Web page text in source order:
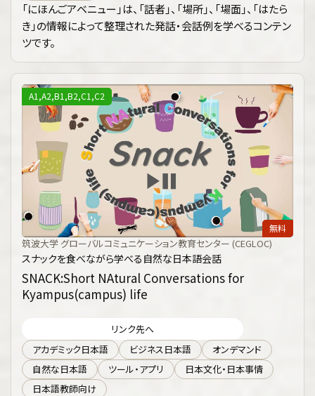
「にほんごアベニュー」は、「話者」、「場所」、「場面」、「はたら
き」の情報によって整理された発話・会話例を学べるコンテン
ツです。
A1,A2,B1,B2,C1,C2
無料
筑波大学 グローバルコミュニケーション教育センター (CEGLOC)
スナックを食べながら学べる自然な日本語会話
SNACK:Short NAtural Conversations for
Kyampus(campus) life
リンク先へ
アカデミック日本語
ビジネス日本語
オンデマンド
自然な日本語
ツール・アプリ
日本文化・日本事情
日本語教師向け